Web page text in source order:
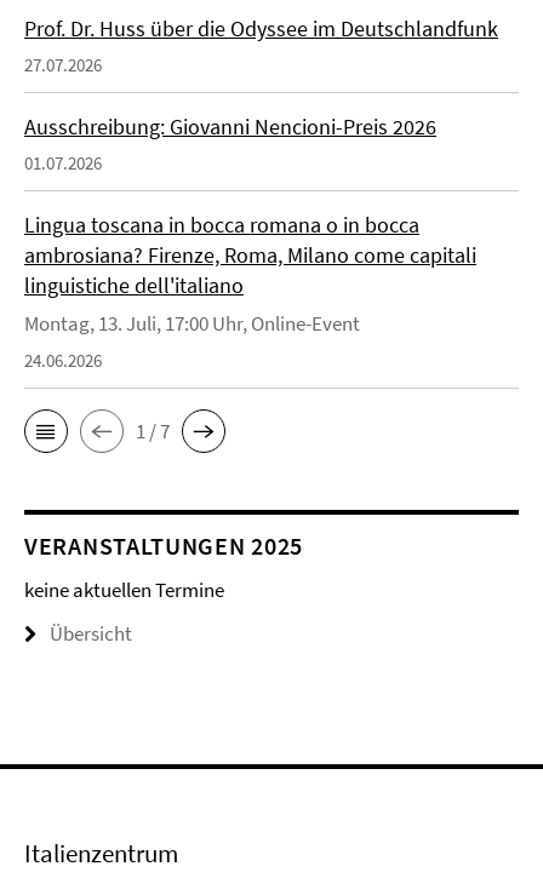
Prof. Dr. Huss über die Odyssee im Deutschlandfunk
27.07.2026
Ausschreibung: Giovanni Nencioni-Preis 2026
01.07.2026
Lingua toscana in bocca romana o in bocca
ambrosiana? Firenze, Roma, Milano come capitali
linguistiche dell'italiano
Montag, 13. Juli, 17:00 Uhr, Online-Event
24.06.2026
1 / 7
VERANSTALTUNGEN 2025
keine aktuellen Termine
Übersicht
Italienzentrum